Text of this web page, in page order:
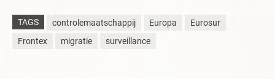
TAGS controlemaatschappij Europa
Eurosur
Frontex
migratie surveillance